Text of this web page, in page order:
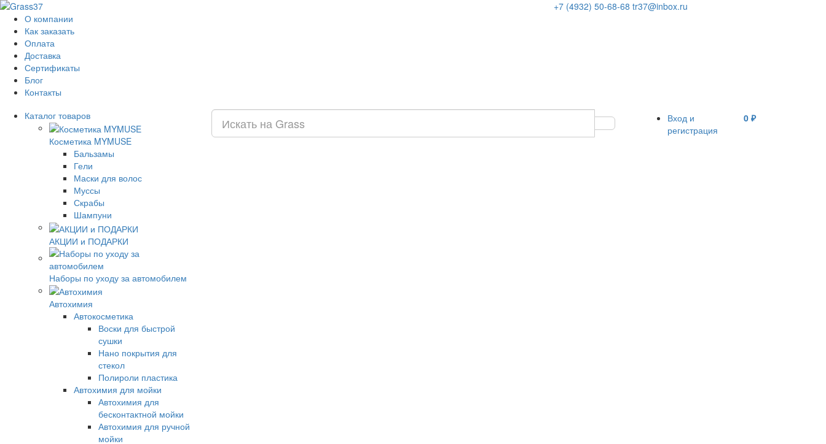
О компании
Как заказать
Оплата
Доставка
Сертификаты
Блог
Контакты
+7 (4932) 50-68-68 tr37@inbox.ru
Каталог товаров
Косметика MYMUSE
Бальзамы
Гели
Маски для волос
Муссы
Скрабы
Шампуни
АКЦИИ и ПОДАРКИ
Наборы по уходу за автомобилем
Автохимия
Автокосметика
Воски для быстрой
сушки
Нано покрытия для
стекол
Полироли пластика
Автохимия для мойки
Автохимия для
бесконтактной мойки
Автохимия для ручной
мойки
Вход и
регистрация
0 ₽